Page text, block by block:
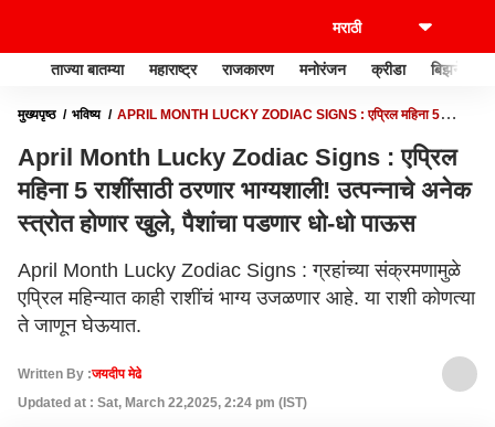
ताज्या बातम्या महाराष्ट्र राजकारण मनोरंजन क्रीडा बिझनेस
मुख्यपृष्ठ भविष्य
APRIL MONTH LUCKY ZODIAC SIGNS : एप्रिल महिना 5
April Month Lucky Zodiac Signs : एप्रिल
महिना 5 राशींसाठी ठरणार भाग्यशाली! उत्पन्नाचे अनेक
स्त्रोत होणार खुले, पैशांचा पडणार धो-धो पाऊस
April Month Lucky Zodiac Signs : ग्रहांच्या संक्रमणामुळे
एप्रिल महिन्यात काही राशींचं भाग्य उजळणार आहे. या राशी कोणत्या
ते जाणून घेऊयात.
Written By :जयदीप मेढे
Updated at : Sat, March 22,2025, 2:24 pm (IST)